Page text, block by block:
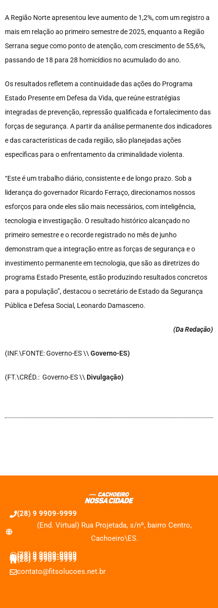
A Região Norte apresentou leve aumento de 1,2%, com um registro a
mais em relação ao primeiro semestre de 2025, enquanto a Região
Serrana segue como ponto de atenção, com crescimento de 55,6%,
passando de 18 para 28 homicídios no acumulado do ano.
Os resultados refletem a continuidade das ações do Programa
Estado Presente em Defesa da Vida, que reúne estratégias
integradas de prevenção, repressão qualificada e fortalecimento das
forças de segurança. A partir da análise permanente dos indicadores
e das características de cada região, são planejadas ações
específicas para o enfrentamento da criminalidade violenta.
“Este é um trabalho diário, consistente e de longo prazo. Sob a
liderança do governador Ricardo Ferraço, direcionamos nossos
esforços para onde eles são mais necessários, com inteligência,
tecnologia e investigação. O resultado histórico alcançado no
primeiro semestre e o recorde registrado no mês de junho
demonstram que a integração entre as forças de segurança e o
investimento permanente em tecnologia, que são as diretrizes do
programa Estado Presente, estão produzindo resultados concretos
para a população”, destacou o secretário de Estado da Segurança
Pública e Defesa Social, Leonardo Damasceno.
(Da Redação)
(INF.\FONTE: Governo-ES \\ Governo-ES)
(FT.\CRÉD.: Governo-ES \\ Divulgação)
(28) 9 9909-9999
(End. Virtual) Rua Projetada, s/nº, bairro Centro,
Cachoeiro\ES.
(28) 9 9909-9999
(28) 9 9909-9999
(28) 9 9909-9999
contato@fitsolucoes.net.br